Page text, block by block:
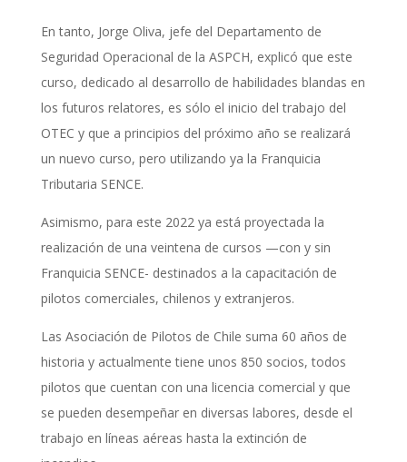
En tanto, Jorge Oliva, jefe del Departamento de
Seguridad Operacional de la ASPCH, explicó que este
curso, dedicado al desarrollo de habilidades blandas en
los futuros relatores, es sólo el inicio del trabajo del
OTEC y que a principios del próximo año se realizará
un nuevo curso, pero utilizando ya la Franquicia
Tributaria SENCE.
Asimismo, para este 2022 ya está proyectada la
realización de una veintena de cursos —con y sin
Franquicia SENCE- destinados a la capacitación de
pilotos comerciales, chilenos y extranjeros.
Las Asociación de Pilotos de Chile suma 60 años de
historia y actualmente tiene unos 850 socios, todos
pilotos que cuentan con una licencia comercial y que
se pueden desempeñar en diversas labores, desde el
trabajo en líneas aéreas hasta la extinción de